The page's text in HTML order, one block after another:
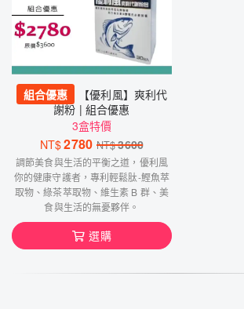
組合優惠
【優利風】爽利代
謝粉 | 組合優惠
3盒特價
NT$2780 NT$3600
調節美食與生活的平衡之道，優利風
你的健康守護者，專利輕鬆肽-鰹魚萃
取物、綠茶萃取物、維生素 B 群、美
食與生活的無憂夥伴。
選購